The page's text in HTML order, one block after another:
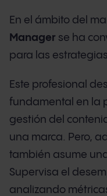
En el ámbito del
Manager se ha
para las
Este profesional
fundamental en la
gestión del
una marca. Pero,
también asume
Supervisa el
analizando